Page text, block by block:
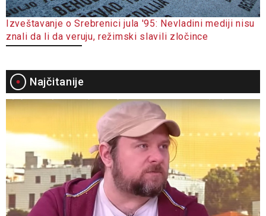
Izveštavanje o Srebrenici jula '95: Nevladini mediji nisu
znali da li da veruju, režimski slavili zločince
Najčitanije